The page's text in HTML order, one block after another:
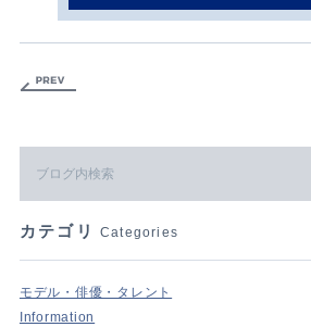
カテゴリ Categories
モデル・俳優・タレント
Information